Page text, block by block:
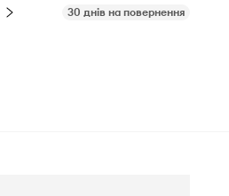
30 днів на повернення